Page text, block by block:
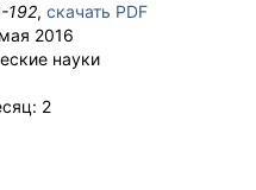
192, скачать PDF
2016
науки
2